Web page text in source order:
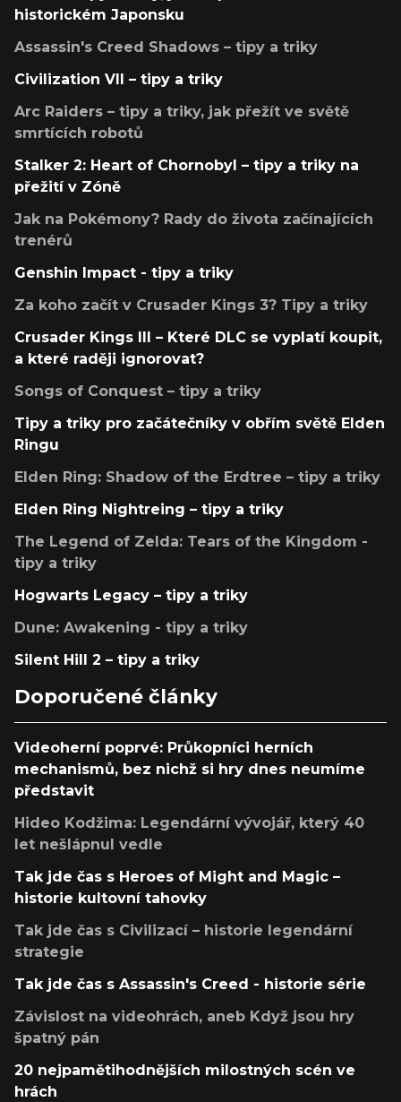
historickém Japonsku
Assassin's Creed Shadows – tipy a triky
Civilization VII – tipy a triky
Arc Raiders – tipy a triky, jak přežít ve světě
smrtících robotů
Stalker 2: Heart of Chornobyl – tipy a triky na
přežití v Zóně
Jak na Pokémony? Rady do života začínajících
trenérů
Genshin Impact - tipy a triky
Za koho začít v Crusader Kings 3? Tipy a triky
Crusader Kings III – Které DLC se vyplatí koupit,
a které raději ignorovat?
Songs of Conquest – tipy a triky
Tipy a triky pro začátečníky v obřím světě Elden
Ringu
Elden Ring: Shadow of the Erdtree – tipy a triky
Elden Ring Nightreing – tipy a triky
The Legend of Zelda: Tears of the Kingdom -
tipy a triky
Hogwarts Legacy – tipy a triky
Dune: Awakening - tipy a triky
Silent Hill 2 – tipy a triky
Doporučené články
Videoherní poprvé: Průkopníci herních
mechanismů, bez nichž si hry dnes neumíme
představit
Hideo Kodžima: Legendární vývojář, který 40
let nešlápnul vedle
Tak jde čas s Heroes of Might and Magic –
historie kultovní tahovky
Tak jde čas s Civilizací – historie legendární
strategie
Tak jde čas s Assassin's Creed - historie série
Závislost na videohrách, aneb Když jsou hry
špatný pán
20 nejpamětihodnějších milostných scén ve
hrách